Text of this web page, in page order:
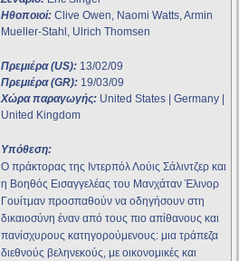
Ηθοποιοί: Clive Owen, Naomi Watts, Armin
Mueller-Stahl, Ulrich Thomsen
Πρεμιέρα (US): 13/02/09
Πρεμιέρα (GR): 19/03/09
Χώρα παραγωγής: United States | Germany |
United Kingdom
Υπόθεση:
O πράκτορας της Ιντερπόλ Λούις Σάλιντζερ και
η Βοηθός Εισαγγελέας του Μανχάταν Έλινορ
Γουίτμαν προσπαθούν να οδηγήσουν στη
δικαιοσύνη έναν από τους πιο απίθανους και
πανίσχυρους κατηγορούμενους: μια τράπεζα
διεθνούς βεληνεκούς, με οικονομικές και